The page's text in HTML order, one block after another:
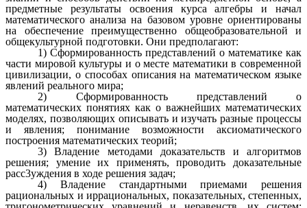
предметные результаты освоения курса алгебры и начал
математического анализа на базовом уровне ориентированы
на обеспечение преимущественно общеобразовательной и
общекультурной подготовки. Они предполагают:
1) Сформированность представлений о математике как
части мировой культуры и о месте математики в современной
цивилизации, о способах описания на математическом языке
явлений реального мира;
2) Сформированность представлений о
математических понятиях как о важнейших математических
моделях, позволяющих описывать и изучать разные процессы
и явления; понимание возможности аксиоматического
построения математических теорий;
3) Владение методами доказательств и алгоритмов
решения; умение их применять, проводить доказательные
расс3уждения в ходе решения задач;
4) Владение стандартными приемами решения
рациональных и иррациональных, показательных, степенных,